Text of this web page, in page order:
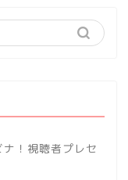
！視聴者プレセ